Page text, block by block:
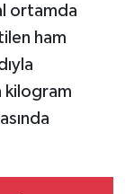
ortamda
ham
kilogram